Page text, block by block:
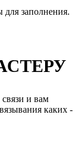
для заполнения.
и вам
каких -